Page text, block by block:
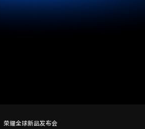
荣耀全球新品发布会